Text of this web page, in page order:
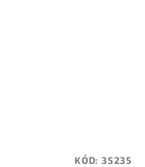
KÓD: 35235